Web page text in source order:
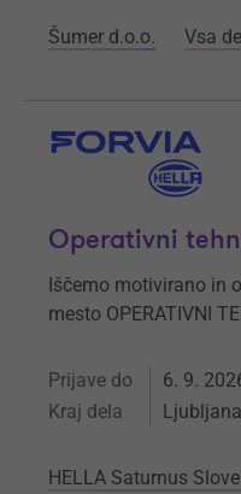
Šumer d.o.o. Vsa
Operativni
Iščemo motivirano in
mesto OPERATIVNI
Prijave do 6. 9.
Kraj dela Ljubljana
HELLA Saturnus